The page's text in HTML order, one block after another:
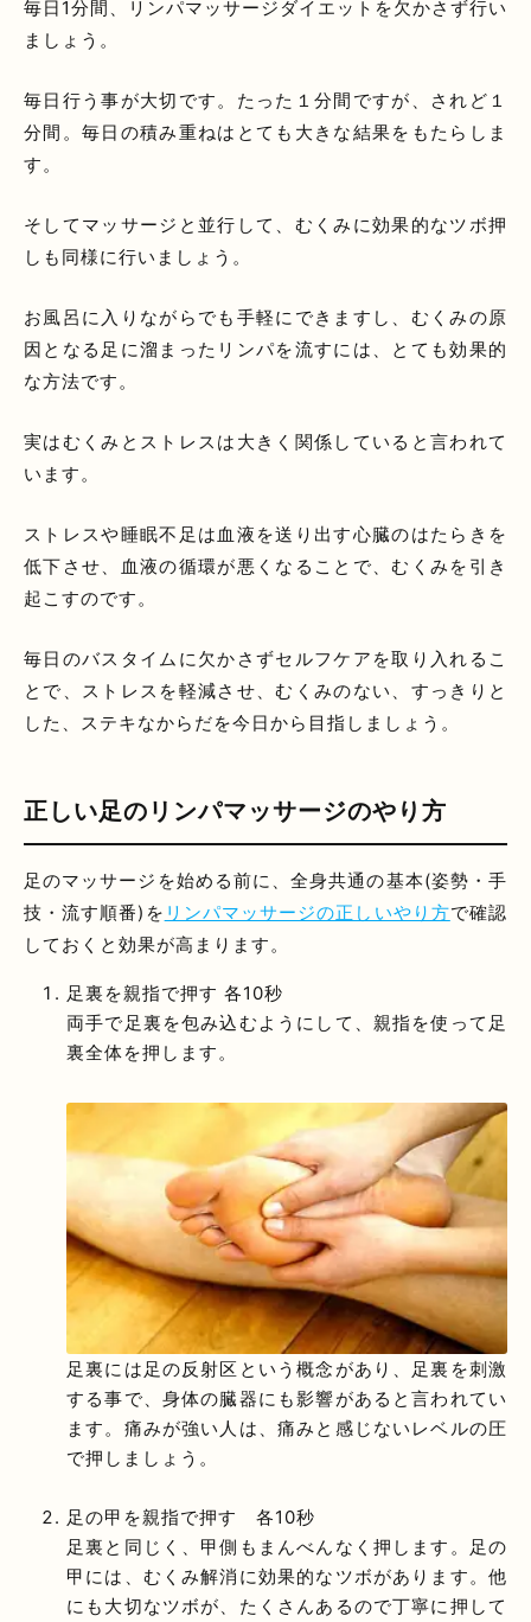
毎日1分間、リンパマッサージダイエットを欠かさず行い
ましょう。
毎日行う事が大切です。たった１分間ですが、されど１
分間。毎日の積み重ねはとても大きな結果をもたらしま
す。
そしてマッサージと並行して、むくみに効果的なツボ押
しも同様に行いましょう。
お風呂に入りながらでも手軽にできますし、むくみの原
因となる足に溜まったリンパを流すには、とても効果的
な方法です。
実はむくみとストレスは大きく関係していると言われて
います。
ストレスや睡眠不足は血液を送り出す心臓のはたらきを
低下させ、血液の循環が悪くなることで、むくみを引き
起こすのです。
毎日のバスタイムに欠かさずセルフケアを取り入れるこ
とで、ストレスを軽減させ、むくみのない、すっきりと
した、ステキなからだを今日から目指しましょう。
正しい足のリンパマッサージのやり方
足のマッサージを始める前に、全身共通の基本(姿勢・手
技・流す順番)を リンパマッサージの正しいやり方で確認
しておくと効果が高まります。
足裏を親指で押す 各10秒
両手で足裏を包み込むようにして、親指を使って足
裏全体を押します。
足裏には足の反射区という概念があり、足裏を刺激
する事で、身体の臓器にも影響があると言われてい
ます。痛みが強い人は、痛みと感じないレベルの圧
で押しましょう。
足の甲を親指で押す 各10秒
足裏と同じく、甲側もまんべんなく押します。足の
甲には、むくみ解消に効果的なツボがあります。他
にも大切なツボが、たくさんあるので丁寧に押して